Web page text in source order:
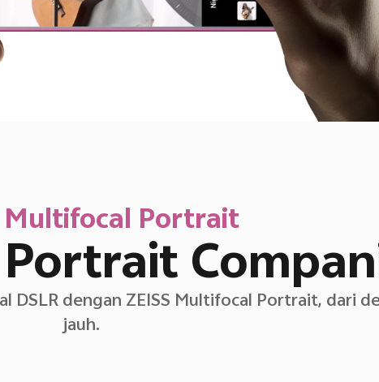
Multifocal Portrait
DSLR dengan ZEISS Multifocal Portrait, dari
jauh.